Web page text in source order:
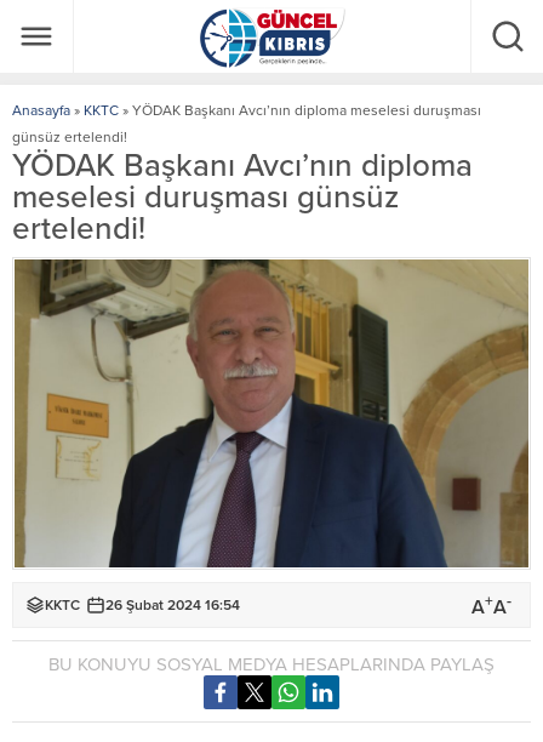
Anasayfa » KKTC » YÖDAK Başkanı Avcı’nın diploma meselesi duruşması
günsüz ertelendi!
YÖDAK Başkanı Avcı’nın diploma
meselesi duruşması günsüz
ertelendi!
KKTC 26 Şubat 2024 16:54 A+A-
BU KONUYU SOSYAL MEDYA HESAPLARINDA PAYLAŞ